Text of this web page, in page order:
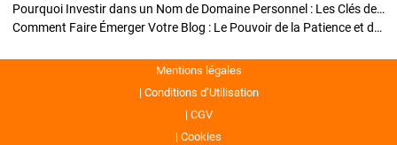
Pourquoi Investir dans un Nom de Domaine Personnel : Les Clés de la Réussite de Votre Blog
Comment Faire Émerger Votre Blog : Le Pouvoir de la Patience et de la Persévérance
Mentions légales
Conditions d’Utilisation
CGV
Cookies